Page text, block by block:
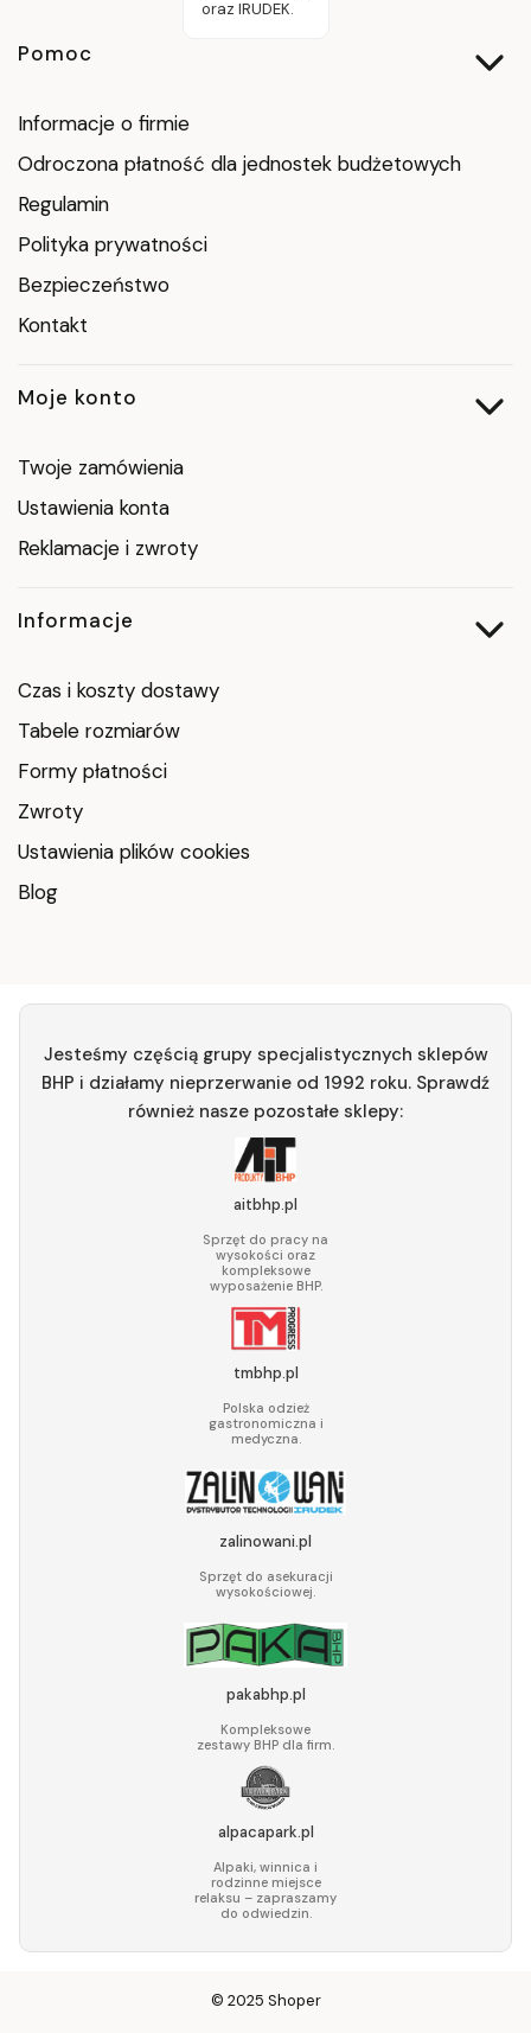
oraz IRUDEK.
Linki w stopce
Pomoc
Informacje o firmie
Odroczona płatność dla jednostek budżetowych
Regulamin
Polityka prywatności
Bezpieczeństwo
Kontakt
Moje konto
Twoje zamówienia
Ustawienia konta
Reklamacje i zwroty
Informacje
Czas i koszty dostawy
Tabele rozmiarów
Formy płatności
Zwroty
Ustawienia plików cookies
Blog
Jesteśmy częścią grupy specjalistycznych sklepów
BHP i działamy nieprzerwanie od 1992 roku. Sprawdź
również nasze pozostałe sklepy:
aitbhp.pl
Sprzęt do pracy na
wysokości oraz
kompleksowe
wyposażenie BHP.
tmbhp.pl
Polska odzież
gastronomiczna i
medyczna.
zalinowani.pl
Sprzęt do asekuracji
wysokościowej.
pakabhp.pl
Kompleksowe
zestawy BHP dla firm.
alpacapark.pl
Alpaki, winnica i
rodzinne miejsce
relaksu – zapraszamy
do odwiedzin.
© 2025 Shoper